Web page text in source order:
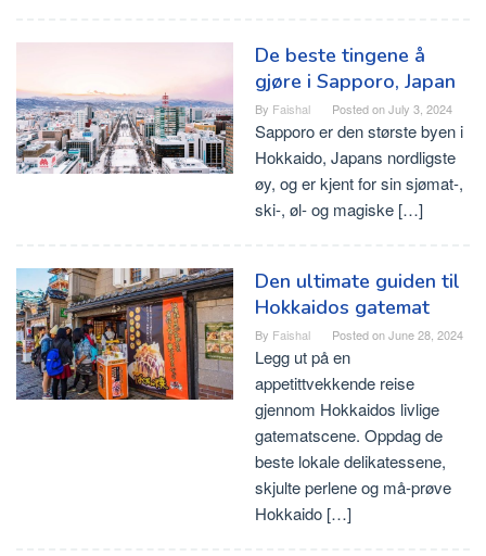
De beste tingene å
gjøre i Sapporo, Japan
By Faishal Posted onJuly 3, 2024
Sapporo er den største byen i
Hokkaido, Japans nordligste
øy, og er kjent for sin sjømat-,
ski-, øl- og magiske […]
Den ultimate guiden til
Hokkaidos gatemat
By Faishal Posted onJune 28, 2024
Legg ut på en
appetittvekkende reise
gjennom Hokkaidos livlige
gatematscene. Oppdag de
beste lokale delikatessene,
skjulte perlene og må-prøve
Hokkaido […]